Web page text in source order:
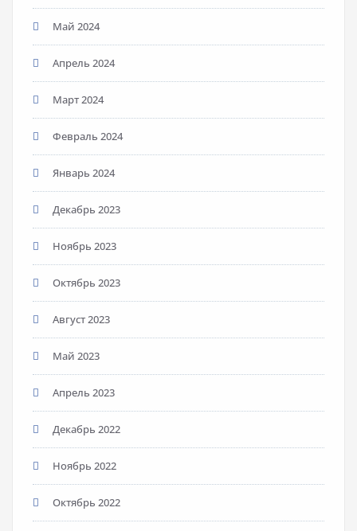
Май 2024
Апрель 2024
Март 2024
Февраль 2024
Январь 2024
Декабрь 2023
Ноябрь 2023
Октябрь 2023
Август 2023
Май 2023
Апрель 2023
Декабрь 2022
Ноябрь 2022
Октябрь 2022